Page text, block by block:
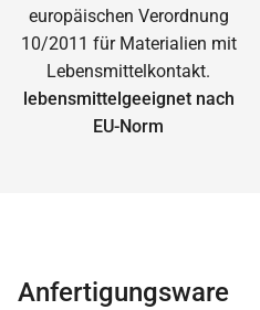
lebensmittelgeeignet nach
EU-Norm
Anfertigungsware